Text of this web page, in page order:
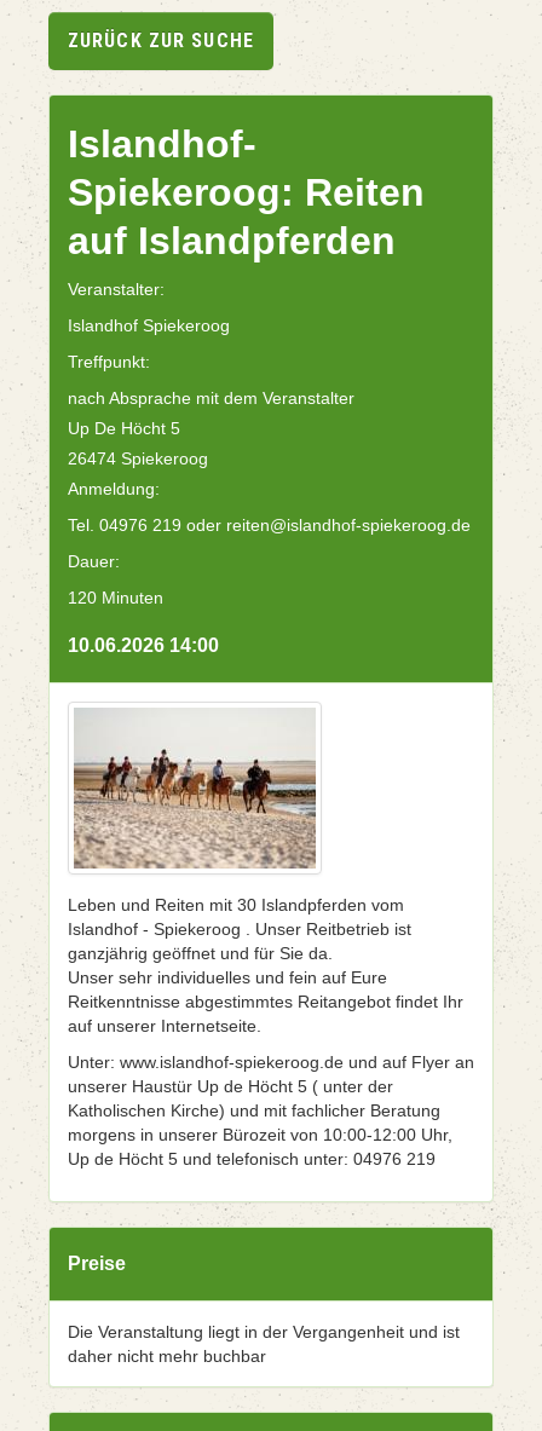
ZURÜCK ZUR SUCHE
Islandhof-
Spiekeroog: Reiten
auf Islandpferden
Veranstalter:
Islandhof Spiekeroog
Treffpunkt:
nach Absprache mit dem Veranstalter
Up De Höcht 5
26474 Spiekeroog
Anmeldung:
Tel. 04976 219 oder reiten@islandhof-spiekeroog.de
Dauer:
120 Minuten
10.06.2026 14:00
Leben und Reiten mit 30 Islandpferden vom
Islandhof - Spiekeroog . Unser Reitbetrieb ist
ganzjährig geöffnet und für Sie da.
Unser sehr individuelles und fein auf Eure
Reitkenntnisse abgestimmtes Reitangebot findet Ihr
auf unserer Internetseite.
Unter: www.islandhof-spiekeroog.de und auf Flyer an
unserer Haustür Up de Höcht 5 ( unter der
Katholischen Kirche) und mit fachlicher Beratung
morgens in unserer Bürozeit von 10:00-12:00 Uhr,
Up de Höcht 5 und telefonisch unter: 04976 219
Preise
Die Veranstaltung liegt in der Vergangenheit und ist
daher nicht mehr buchbar